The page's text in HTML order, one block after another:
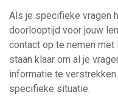
Als je specifieke vragen
doorlooptijd voor jouw
contact op te nemen
staan ​​klaar om al je
informatie te
specifieke situatie.